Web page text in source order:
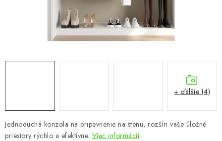
DETSKÉ A ŠTUDENTSKÉ
DOPLNKY A DEKORÁCIE
ZÁHRADA
Reklamácie a odstúpenie od zmluvy
Jednoduchá konzola na pripevnenie na stenu, rozšíri vaše úložné
priestory rýchlo a efektívne. Viac informácií
+ ďalšie (4)